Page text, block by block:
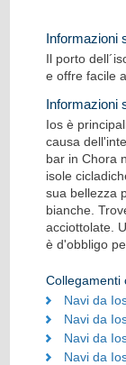
Informazioni
Il porto
e offre facile
Informazioni
Ios è
causa
bar in Chora
isole
sua bellezza
bianche.
acciottolate.
è d'obbligo
Collegamenti
Navi da
Navi da
Navi da
Navi da